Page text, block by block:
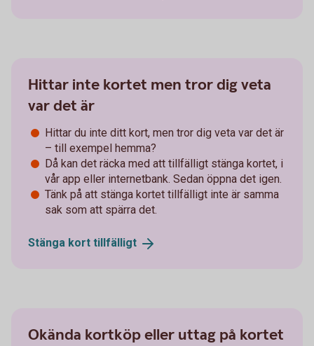
Hittar inte kortet men tror dig veta
var det är
Hittar du inte ditt kort, men tror dig veta var det är
– till exempel hemma?
Då kan det räcka med att tillfälligt stänga kortet, i
vår app eller internetbank. Sedan öppna det igen.
Tänk på att stänga kortet tillfälligt inte är samma
sak som att spärra det.
Stänga kort tillfälligt
Okända kortköp eller uttag på kortet